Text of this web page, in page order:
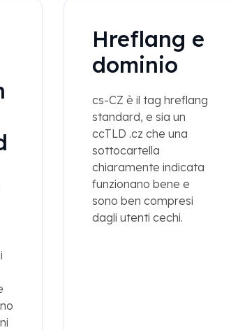
Hreflang e
dominio
cs-CZ è il tag hreflang
standard, e sia un
ccTLD .cz che una
sottocartella
chiaramente indicata
funzionano bene e
sono ben compresi
dagli utenti cechi.